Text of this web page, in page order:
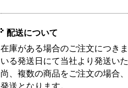
配送について
在庫がある場合のご注文につき
いる発送日にて当社より発送い
尚、複数の商品をご注文の場合